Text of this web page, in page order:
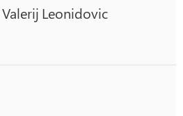
Valerij Leonidovic